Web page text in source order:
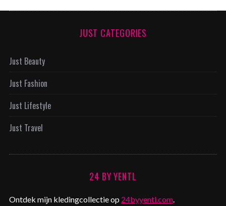
JUST CATEGORIES
Just Beauty
Just Fashion
Just Lifestyle
Just Travel
24 BY YENTL
Ontdek mijn kledingcollectie op 24byyentl.com.